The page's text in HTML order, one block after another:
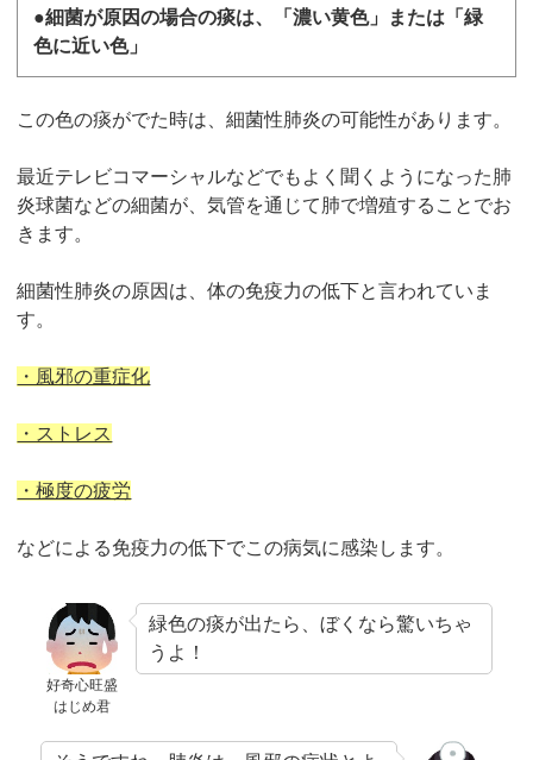
●細菌が原因の場合の痰は、「濃い黄色」または「緑
色に近い色」
この色の痰がでた時は、細菌性肺炎の可能性があります。
最近テレビコマーシャルなどでもよく聞くようになった肺
炎球菌などの細菌が、気管を通じて肺で増殖することでお
きます。
細菌性肺炎の原因は、体の免疫力の低下と言われていま
す。
・風邪の重症化
・ストレス
・極度の疲労
などによる免疫力の低下でこの病気に感染します。
好奇心旺盛
はじめ君
緑色の痰が出たら、ぼくなら驚いちゃ
うよ！